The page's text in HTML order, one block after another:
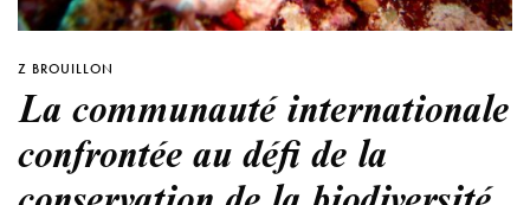
Z BROUILLON
La communauté internationale
confrontée au défi de la